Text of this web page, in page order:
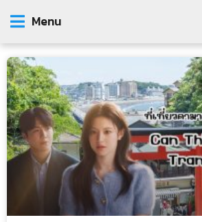
Menu